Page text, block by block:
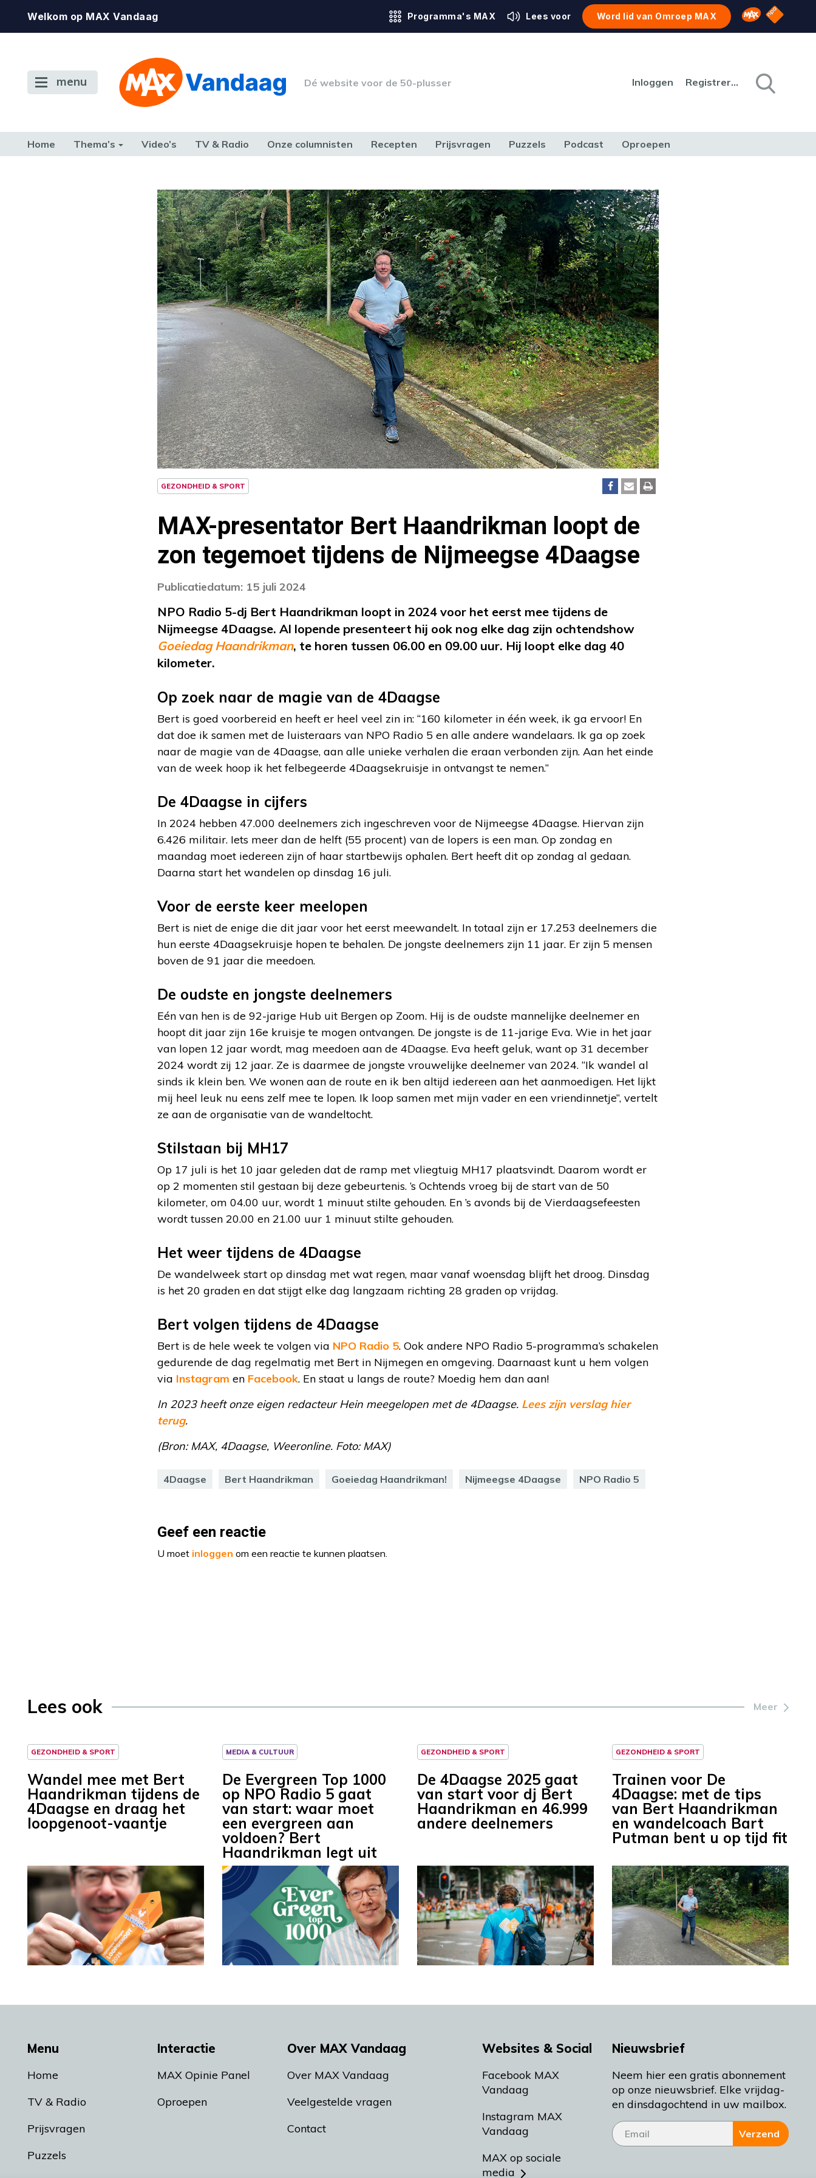
Welkom op MAX Vandaag Programma's MAX Lees voor Word lid van Omroep MAX Omroep MAX
NPO
menu Dé website voor de 50-plusser Inloggen Registreren
Home Thema’s Video’s TV & Radio Onze columnisten Recepten Prijsvragen Puzzels Podcast Oproepen
GEZONDHEID & SPORT
MAX-presentator Bert Haandrikman loopt de
zon tegemoet tijdens de Nijmeegse 4Daagse
Publicatiedatum: 15 juli 2024
NPO Radio 5-dj Bert Haandrikman loopt in 2024 voor het eerst mee tijdens de
Nijmeegse 4Daagse. Al lopende presenteert hij ook nog elke dag zijn ochtendshow
Goeiedag Haandrikman, te horen tussen 06.00 en 09.00 uur. Hij loopt elke dag 40
kilometer.
Op zoek naar de magie van de 4Daagse
Bert is goed voorbereid en heeft er heel veel zin in: “160 kilometer in één week, ik ga ervoor! En
dat doe ik samen met de luisteraars van NPO Radio 5 en alle andere wandelaars. Ik ga op zoek
naar de magie van de 4Daagse, aan alle unieke verhalen die eraan verbonden zijn. Aan het einde
van de week hoop ik het felbegeerde 4Daagsekruisje in ontvangst te nemen.”
De 4Daagse in cijfers
In 2024 hebben 47.000 deelnemers zich ingeschreven voor de Nijmeegse 4Daagse. Hiervan zijn
6.426 militair. Iets meer dan de helft (55 procent) van de lopers is een man. Op zondag en
maandag moet iedereen zijn of haar startbewijs ophalen. Bert heeft dit op zondag al gedaan.
Daarna start het wandelen op dinsdag 16 juli.
Voor de eerste keer meelopen
Bert is niet de enige die dit jaar voor het eerst meewandelt. In totaal zijn er 17.253 deelnemers die
hun eerste 4Daagsekruisje hopen te behalen. De jongste deelnemers zijn 11 jaar. Er zijn 5 mensen
boven de 91 jaar die meedoen.
De oudste en jongste deelnemers
Eén van hen is de 92-jarige Hub uit Bergen op Zoom. Hij is de oudste mannelijke deelnemer en
hoopt dit jaar zijn 16e kruisje te mogen ontvangen. De jongste is de 11-jarige Eva. Wie in het jaar
van lopen 12 jaar wordt, mag meedoen aan de 4Daagse. Eva heeft geluk, want op 31 december
2024 wordt zij 12 jaar. Ze is daarmee de jongste vrouwelijke deelnemer van 2024. “Ik wandel al
sinds ik klein ben. We wonen aan de route en ik ben altijd iedereen aan het aanmoedigen. Het lijkt
mij heel leuk nu eens zelf mee te lopen. Ik loop samen met mijn vader en een vriendinnetje”, vertelt
ze aan de organisatie van de wandeltocht.
Stilstaan bij MH17
Op 17 juli is het 10 jaar geleden dat de ramp met vliegtuig MH17 plaatsvindt. Daarom wordt er
op 2 momenten stil gestaan bij deze gebeurtenis. ’s Ochtends vroeg bij de start van de 50
kilometer, om 04.00 uur, wordt 1 minuut stilte gehouden. En ’s avonds bij de Vierdaagsefeesten
wordt tussen 20.00 en 21.00 uur 1 minuut stilte gehouden.
Het weer tijdens de 4Daagse
De wandelweek start op dinsdag met wat regen, maar vanaf woensdag blijft het droog. Dinsdag
is het 20 graden en dat stijgt elke dag langzaam richting 28 graden op vrijdag.
Bert volgen tijdens de 4Daagse
Bert is de hele week te volgen via NPO Radio 5. Ook andere NPO Radio 5-programma’s schakelen
gedurende de dag regelmatig met Bert in Nijmegen en omgeving. Daarnaast kunt u hem volgen
via Instagram en Facebook. En staat u langs de route? Moedig hem dan aan!
In 2023 heeft onze eigen redacteur Hein meegelopen met de 4Daagse. Lees zijn verslag hier
terug.
(Bron: MAX, 4Daagse, Weeronline. Foto: MAX)
4Daagse Bert Haandrikman Goeiedag Haandrikman! Nijmeegse 4Daagse NPO Radio 5
Geef een reactie
U moet inloggen om een reactie te kunnen plaatsen.
Lees ook Meer
GEZONDHEID & SPORT
Wandel mee met Bert
Haandrikman tijdens de
4Daagse en draag het
loopgenoot-vaantje
MEDIA & CULTUUR
De Evergreen Top 1000
op NPO Radio 5 gaat
van start: waar moet
een evergreen aan
voldoen? Bert
Haandrikman legt uit
GEZONDHEID & SPORT
De 4Daagse 2025 gaat
van start voor dj Bert
Haandrikman en 46.999
andere deelnemers
GEZONDHEID & SPORT
Trainen voor De
4Daagse: met de tips
van Bert Haandrikman
en wandelcoach Bart
Putman bent u op tijd fit
Menu
Home
TV & Radio
Prijsvragen
Puzzels
Interactie
MAX Opinie Panel
Oproepen
Over MAX Vandaag
Over MAX Vandaag
Veelgestelde vragen
Contact
Websites & Social
Facebook MAX
Vandaag
Instagram MAX
Vandaag
MAX op sociale
media
Nieuwsbrief
Neem hier een gratis abonnement
op onze nieuwsbrief. Elke vrijdag-
en dinsdagochtend in uw mailbox.
Verzend